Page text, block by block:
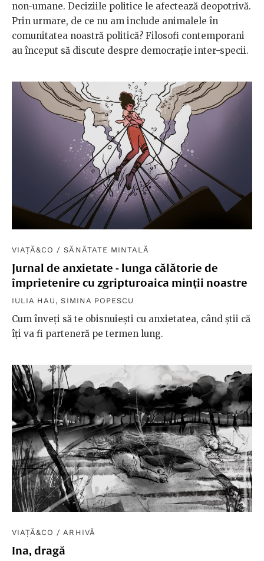
non-umane. Deciziile politice le afectează deopotrivă.
Prin urmare, de ce nu am include animalele în
comunitatea noastră politică? Filosofi contemporani
au început să discute despre democrație inter-specii.
VIAȚĂ&CO /SĂNĂTATE MINTALĂ
Jurnal de anxietate - lunga călătorie de
împrietenire cu zgripturoaica minții noastre
IULIA HAU ,SIMINA POPESCU
Cum înveți să te obisnuiești cu anxietatea, când știi că
îți va fi parteneră pe termen lung.
VIAȚĂ&CO /ARHIVĂ
Ina, dragă